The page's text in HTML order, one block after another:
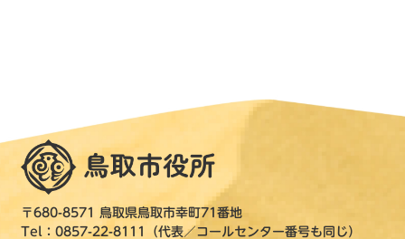
〒680-8571 鳥取県鳥取市幸町71番地
Tel：0857-22-8111（代表／コールセンター番号も同じ）